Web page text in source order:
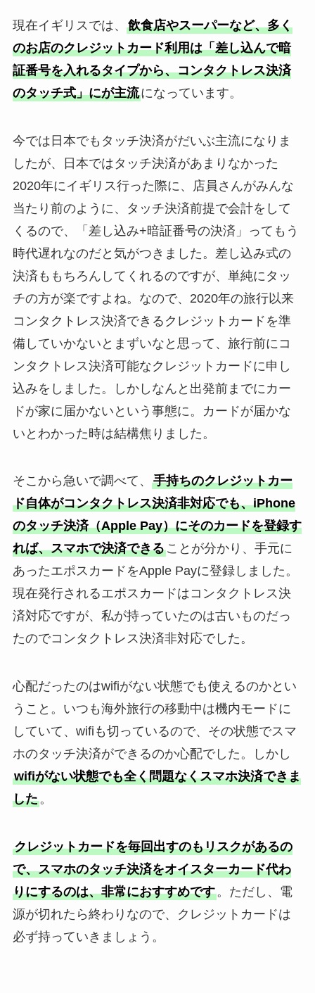
現在イギリスでは、 飲食店やスーパーなど、多く
のお店のクレジットカード利用は「差し込んで暗
証番号を入れるタイプから、コンタクトレス決済
のタッチ式」にが主流になっています。
今では日本でもタッチ決済がだいぶ主流になりま
したが、日本ではタッチ決済があまりなかった
2020年にイギリス行った際に、店員さんがみんな
当たり前のように、タッチ決済前提で会計をして
くるので、「差し込み+暗証番号の決済」ってもう
時代遅れなのだと気がつきました。差し込み式の
決済ももちろんしてくれるのですが、単純にタッ
チの方が楽ですよね。なので、2020年の旅行以来
コンタクトレス決済できるクレジットカードを準
備していかないとまずいなと思って、旅行前にコ
ンタクトレス決済可能なクレジットカードに申し
込みをしました。しかしなんと出発前までにカー
ドが家に届かないという事態に。カードが届かな
いとわかった時は結構焦りました。
そこから急いで調べて、 手持ちのクレジットカー
ド自体がコンタクトレス決済非対応でも、iPhone
のタッチ決済（Apple Pay）にそのカードを登録す
れば、スマホで決済できることが分かり、手元に
あったエポスカードをApple Payに登録しました。
現在発行されるエポスカードはコンタクトレス決
済対応ですが、私が持っていたのは古いものだっ
たのでコンタクトレス決済非対応でした。
心配だったのはwifiがない状態でも使えるのかとい
うこと。いつも海外旅行の移動中は機内モードに
していて、wifiも切っているので、その状態でスマ
ホのタッチ決済ができるのか心配でした。しかし
wifiがない状態でも全く問題なくスマホ決済できま
した。
クレジットカードを毎回出すのもリスクがあるの
で、スマホのタッチ決済をオイスターカード代わ
りにするのは、非常におすすめです。ただし、電
源が切れたら終わりなので、クレジットカードは
必ず持っていきましょう。